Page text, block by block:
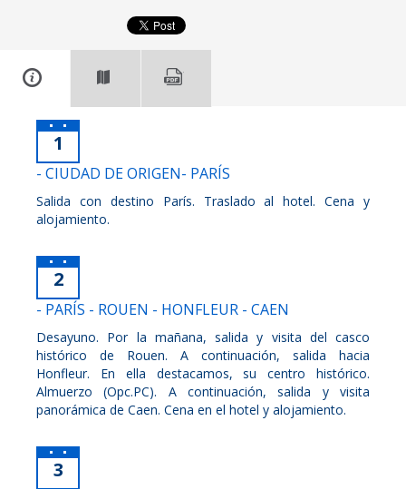
1
- CIUDAD DE ORIGEN- PARÍS
Salida con destino París. Traslado al hotel. Cena y
alojamiento.
2
- PARÍS - ROUEN - HONFLEUR - CAEN
Desayuno. Por la mañana, salida y visita del casco
histórico de Rouen. A continuación, salida hacia
Honfleur. En ella destacamos, su centro histórico.
Almuerzo (Opc.PC). A continuación, salida y visita
panorámica de Caen. Cena en el hotel y alojamiento.
3